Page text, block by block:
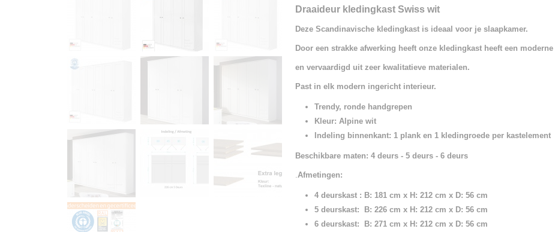
Draaideur kledingkast Swiss wit
Deze Scandinavische kledingkast is ideaal voor je slaapkamer.
Door een strakke afwerking heeft onze kledingkast heeft een
en vervaardigd uit zeer kwalitatieve materialen.
Past in elk modern ingericht interieur.
Trendy, ronde handgrepen
Kleur: Alpine wit
Indeling binnenkant: 1 plank en 1 kledingroede per kastelement
Beschikbare maten: 4 deurs - 5 deurs - 6 deurs
.Afmetingen:
4 deurskast : B: 181 cm x H: 212 cm x D: 56 cm
5 deurskast: B: 226 cm x H: 212 cm x D: 56 cm
6 deurskast: B: 271 cm x H: 212 cm x D: 56 cm